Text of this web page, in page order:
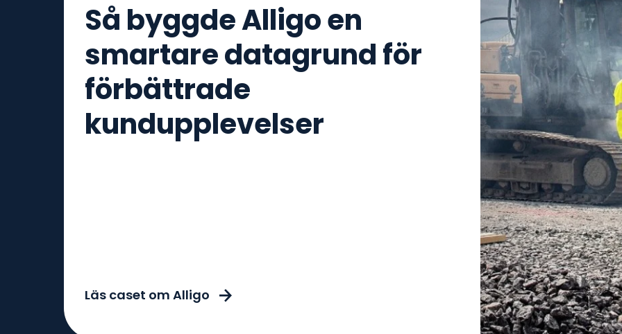
Så byggde Alligo en
smartare datagrund för
förbättrade
kundupplevelser
Läs caset om Alligo